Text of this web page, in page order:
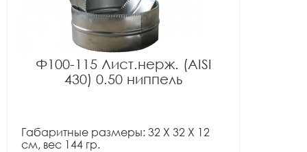
Ф100-115 Лист.нерж. (AISI
430) 0.50 ниппель
Габаритные размеры: 32 X 32 X 12
см, вес 144 гр.